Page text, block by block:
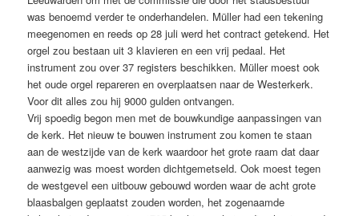
was benoemd verder te onderhandelen. Müller had een tekening
meegenomen en reeds op 28 juli werd het contract getekend. Het
orgel zou bestaan uit 3 klavieren en een vrij pedaal. Het
instrument zou over 37 registers beschikken. Müller moest ook
het oude orgel repareren en overplaatsen naar de Westerkerk.
Voor dit alles zou hij 9000 gulden ontvangen.
Vrij spoedig begon men met de bouwkundige aanpassingen van
de kerk. Het nieuw te bouwen instrument zou komen te staan
aan de westzijde van de kerk waardoor het grote raam dat daar
aanwezig was moest worden dichtgemetseld. Ook moest tegen
de westgevel een uitbouw gebouwd worden waar de acht grote
blaasbalgen geplaatst zouden worden, het zogenaamde